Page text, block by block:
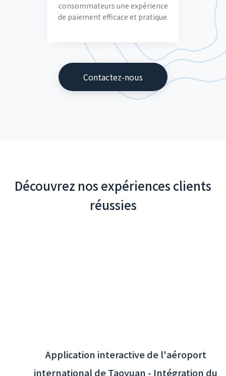
consommateurs une expérience
de paiement efficace et pratique.
Contactez-nous
Découvrez nos expériences clients
réussies